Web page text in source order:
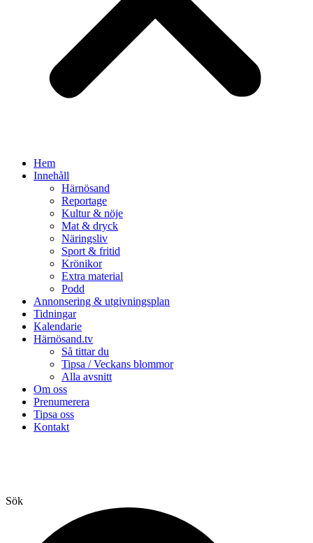
Hem
Innehåll
Härnösand
Reportage
Kultur & nöje
Mat & dryck
Näringsliv
Sport & fritid
Krönikor
Extra material
Podd
Annonsering & utgivningsplan
Tidningar
Kalendarie
Härnösand.tv
Så tittar du
Tipsa / Veckans blommor
Alla avsnitt
Om oss
Prenumerera
Tipsa oss
Kontakt
Sök